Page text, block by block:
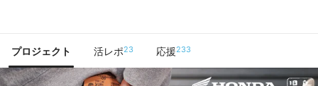
プロジェクト 活レポ23 応援233